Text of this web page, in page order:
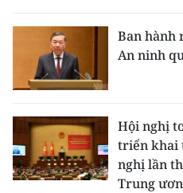
Ban hành
An ninh
Hội nghị
triển khai
nghị lần
Trung